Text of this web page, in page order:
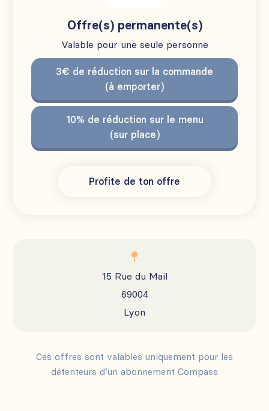
Offre(s) permanente(s)
Valable pour une seule personne
3€ de réduction sur la commande
(à emporter)
10% de réduction sur le menu
(sur place)
Profite de ton offre

15 Rue du Mail
69004
Lyon
Ces offres sont valables uniquement pour les
détenteurs d’un abonnement Compass